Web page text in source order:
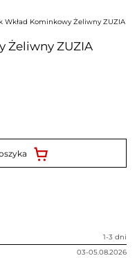
Wkład Kominkowy Żeliwny ZUZIA
Żeliwny ZUZIA
1-3 dni
03-05.08.2026